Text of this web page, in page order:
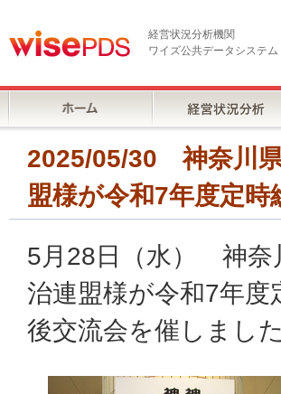
経営状況分析機関
ワイズ公共データシステム
2025/05/30 神奈川県
盟様が令和7年度定
5月28日（水） 神奈
治連盟様が令和7年
後交流会を催しました